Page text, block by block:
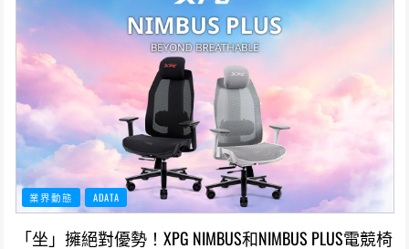
業界動態 ADATA
「坐」擁絕對優勢！XPG NIMBUS和NIMBUS PLUS電競椅